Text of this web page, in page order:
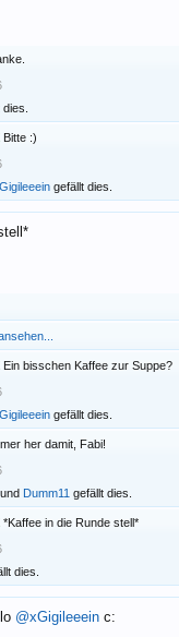
Bitte :)
gefällt dies.
Ein bisschen Kaffee zur Suppe?
gefällt dies.
her damit, Fabi!
und Dumm11 gefällt dies.
*Kaffee in die Runde stell*
dies.
@xGigileeein c: